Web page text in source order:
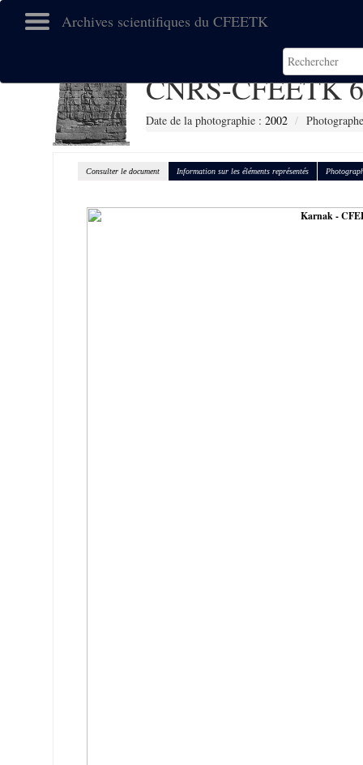
Archives scientifiques du CFEETK
CNRS-CFEETK
Date de la photographie : 2002
Consulter le document Information sur les éléments représentés